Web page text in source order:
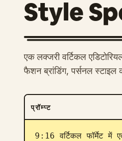
Style
एक लक्जरी वर्टिकल
फैशन ब्रांडिंग, पर्सनल स्टाइल
प्रॉम्प्ट
9:16 वर्टिकल फॉर्मेट में